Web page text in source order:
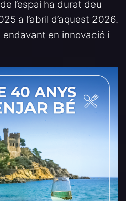
l’espai ha durat deu
a l’abril d’aquest 2026.
endavant en innovació i